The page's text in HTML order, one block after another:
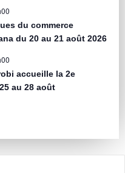
du commerce
du 20 au 21 août 2026
accueille la 2e
au 28 août